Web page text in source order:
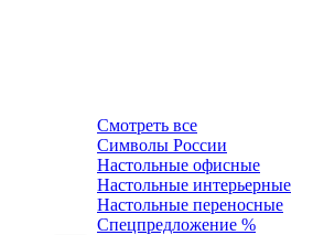
Смотреть все
Символы России
Настольные офисные
Настольные интерьерные
Настольные переносные
Спецпредложение %